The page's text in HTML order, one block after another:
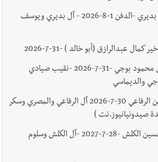
وفاة بدرية يوسف بديري -الدفن 1-8-2026 - آل بديري ويوسف
كمال عبدالرازق (أبو خالد ) -31-7-2026
وفاة الحاج مصطفى محمود بوجي -31-7-2026 -نقيب صيادي
والديماسي
وفاة الحاج نور الدين الرفاعي 30-7-2026 آل الرفاعي والمصري وسكر
صيدونيانيوز.نت )
وفاة الحاج حسن حسين الكلش -28-7-2027 -آل الكلش وسلوم